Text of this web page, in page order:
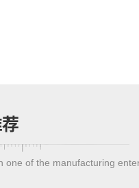
one of the manufacturing